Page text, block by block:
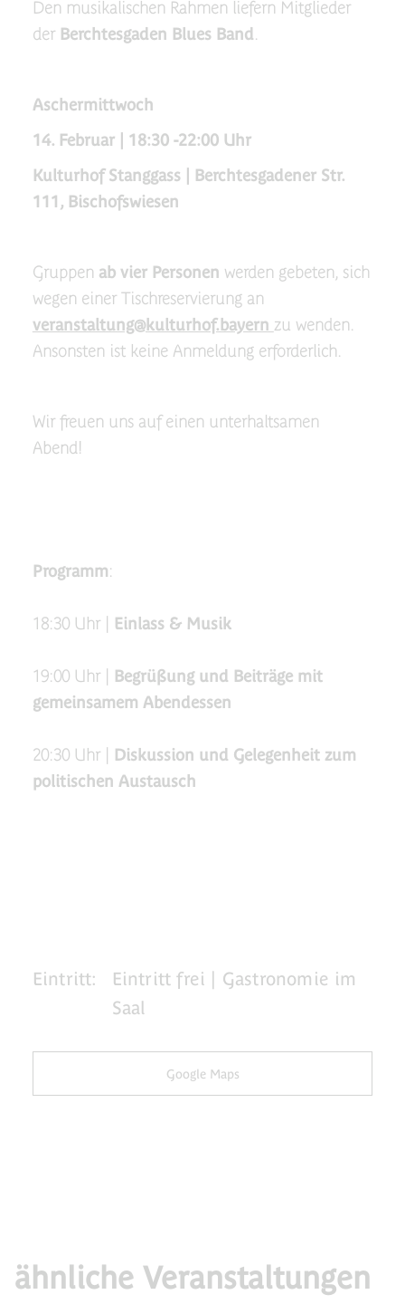
Den musikalischen Rahmen liefern Mitglieder
der Berchtesgaden Blues Band .
Aschermittwoch
14. Februar | 18:30 -22:00 Uhr
Kulturhof Stanggass | Berchtesgadener Str.
111, Bischofswiesen
Gruppen ab vier Personen werden gebeten, sich
wegen einer Tischreservierung an
veranstaltung@kulturhof.bayern zu wenden.
Ansonsten ist keine Anmeldung erforderlich.
Wir freuen uns auf einen unterhaltsamen
Abend!
Programm:
18:30 Uhr | Einlass & Musik
19:00 Uhr |
Begrüßung und Beiträge mit
gemeinsamem Abendessen
20:30 Uhr |
Diskussion und Gelegenheit zum
politischen Austausch
Eintritt:
Eintritt frei | Gastronomie im
Saal
Google Maps
ähnliche Veranstaltungen